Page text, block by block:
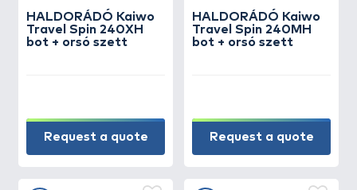
HALDORÁDÓ Kaiwo
Travel Spin 240XH
bot + orsó szett
Request a quote
HALDORÁDÓ Kaiwo
Travel Spin 240MH
bot + orsó szett
Request a quote